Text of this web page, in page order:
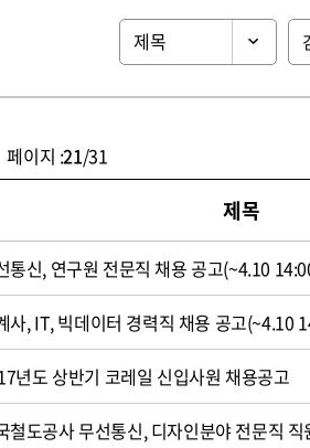
이지 :21/31
제목
통신, 연구원 전문직 채용 공고(~4.10
사, IT, 빅데이터 경력직 채용 공고(~4.10
년도 상반기 코레일 신입사원 채용공고
철도공사 무선통신, 디자인분야 전문직 직